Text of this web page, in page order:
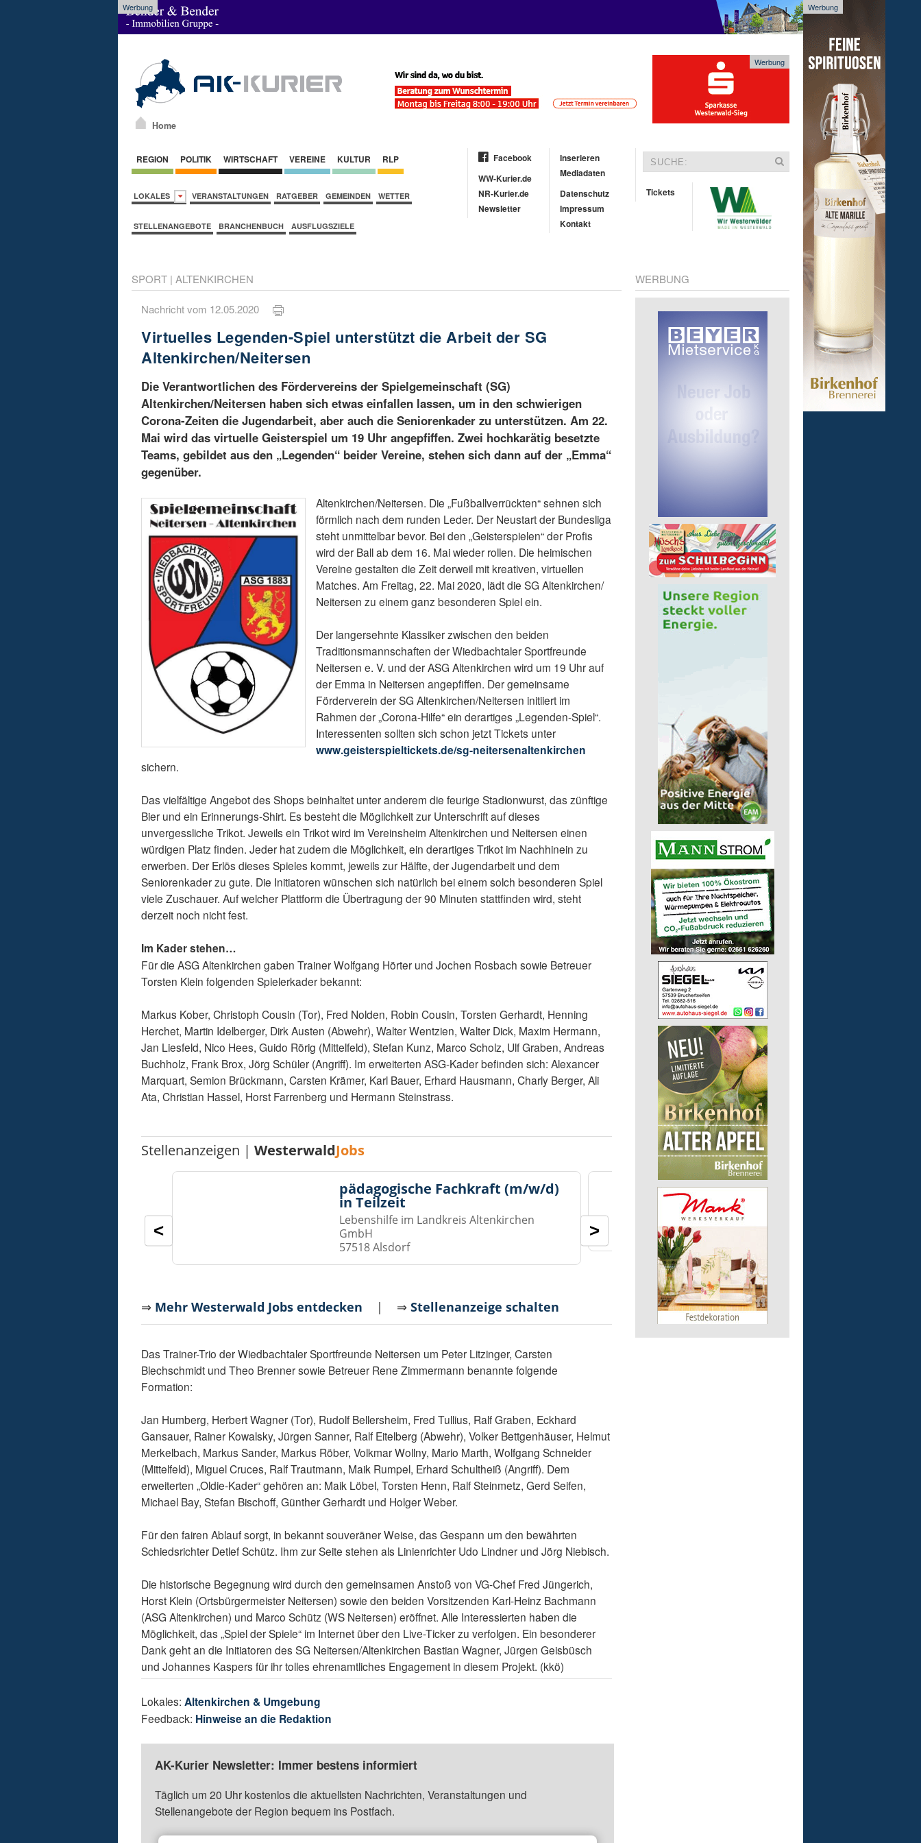
Werbung Werbung
Home
Werbung
REGION POLITIK WIRTSCHAFT VEREINE KULTUR RLP
LOKALES VERANSTALTUNGEN RATGEBER GEMEINDEN WETTER
STELLENANGEBOTE BRANCHENBUCH AUSFLUGSZIELE
Facebook
WW-Kurier.de
NR-Kurier.de
Newsletter
Inserieren
Mediadaten
Datenschutz
Impressum
Kontakt
Tickets
SPORT | ALTENKIRCHEN
Nachricht vom 12.05.2020
Virtuelles Legenden-Spiel unterstützt die Arbeit der SG
Altenkirchen/Neitersen
Die Verantwortlichen des Fördervereins der Spielgemeinschaft (SG)
Altenkirchen/Neitersen haben sich etwas einfallen lassen, um in den schwierigen
Corona-Zeiten die Jugendarbeit, aber auch die Seniorenkader zu unterstützen. Am 22.
Mai wird das virtuelle Geisterspiel um 19 Uhr angepfiffen. Zwei hochkarätig besetzte
Teams, gebildet aus den „Legenden“ beider Vereine, stehen sich dann auf der „Emma“
gegenüber.
Altenkirchen/Neitersen. Die „Fußballverrückten“ sehnen sich
förmlich nach dem runden Leder. Der Neustart der Bundesliga
steht unmittelbar bevor. Bei den „Geisterspielen“ der Profis
wird der Ball ab dem 16. Mai wieder rollen. Die heimischen
Vereine gestalten die Zeit derweil mit kreativen, virtuellen
Matches. Am Freitag, 22. Mai 2020, lädt die SG Altenkirchen/
Neitersen zu einem ganz besonderen Spiel ein.
Der langersehnte Klassiker zwischen den beiden
Traditionsmannschaften der Wiedbachtaler Sportfreunde
Neitersen e. V. und der ASG Altenkirchen wird um 19 Uhr auf
der Emma in Neitersen angepfiffen. Der gemeinsame
Förderverein der SG Altenkirchen/Neitersen initiiert im
Rahmen der „Corona-Hilfe“ ein derartiges „Legenden-Spiel“.
Interessenten sollten sich schon jetzt Tickets unter
www.geisterspieltickets.de/sg-neitersenaltenkirchen
sichern.
Das vielfältige Angebot des Shops beinhaltet unter anderem die feurige Stadionwurst, das zünftige
Bier und ein Erinnerungs-Shirt. Es besteht die Möglichkeit zur Unterschrift auf dieses
unvergessliche Trikot. Jeweils ein Trikot wird im Vereinsheim Altenkirchen und Neitersen einen
würdigen Platz finden. Jeder hat zudem die Möglichkeit, ein derartiges Trikot im Nachhinein zu
erwerben. Der Erlös dieses Spieles kommt, jeweils zur Hälfte, der Jugendarbeit und dem
Seniorenkader zu gute. Die Initiatoren wünschen sich natürlich bei einem solch besonderen Spiel
viele Zuschauer. Auf welcher Plattform die Übertragung der 90 Minuten stattfinden wird, steht
derzeit noch nicht fest.
Im Kader stehen…
Für die ASG Altenkirchen gaben Trainer Wolfgang Hörter und Jochen Rosbach sowie Betreuer
Torsten Klein folgenden Spielerkader bekannt:
Markus Kober, Christoph Cousin (Tor), Fred Nolden, Robin Cousin, Torsten Gerhardt, Henning
Herchet, Martin Idelberger, Dirk Austen (Abwehr), Walter Wentzien, Walter Dick, Maxim Hermann,
Jan Liesfeld, Nico Hees, Guido Rörig (Mittelfeld), Stefan Kunz, Marco Scholz, Ulf Graben, Andreas
Buchholz, Frank Brox, Jörg Schüler (Angriff). Im erweiterten ASG-Kader befinden sich: Alexancer
Marquart, Semion Brückmann, Carsten Krämer, Karl Bauer, Erhard Hausmann, Charly Berger, Ali
Ata, Christian Hassel, Horst Farrenberg und Hermann Steinstrass.
Stellenanzeigen |WesterwaldJobs
pädagogische Fachkraft (m/w/d)
in Teilzeit
Lebenshilfe im Landkreis Altenkirchen
GmbH
57518 Alsdorf
Kita - Assistenz (m/w/d)
< >
⇒ Mehr Westerwald Jobs entdecken | ⇒Stellenanzeige schalten
Das Trainer-Trio der Wiedbachtaler Sportfreunde Neitersen um Peter Litzinger, Carsten
Blechschmidt und Theo Brenner sowie Betreuer Rene Zimmermann benannte folgende
Formation:
Jan Humberg, Herbert Wagner (Tor), Rudolf Bellersheim, Fred Tullius, Ralf Graben, Eckhard
Gansauer, Rainer Kowalsky, Jürgen Sanner, Ralf Eitelberg (Abwehr), Volker Bettgenhäuser, Helmut
Merkelbach, Markus Sander, Markus Röber, Volkmar Wollny, Mario Marth, Wolfgang Schneider
(Mittelfeld), Miguel Cruces, Ralf Trautmann, Maik Rumpel, Erhard Schultheiß (Angriff). Dem
erweiterten „Oldie-Kader“ gehören an: Maik Löbel, Torsten Henn, Ralf Steinmetz, Gerd Seifen,
Michael Bay, Stefan Bischoff, Günther Gerhardt und Holger Weber.
Für den fairen Ablauf sorgt, in bekannt souveräner Weise, das Gespann um den bewährten
Schiedsrichter Detlef Schütz. Ihm zur Seite stehen als Linienrichter Udo Lindner und Jörg Niebisch.
Die historische Begegnung wird durch den gemeinsamen Anstoß von VG-Chef Fred Jüngerich,
Horst Klein (Ortsbürgermeister Neitersen) sowie den beiden Vorsitzenden Karl-Heinz Bachmann
(ASG Altenkirchen) und Marco Schütz (WS Neitersen) eröffnet. Alle Interessierten haben die
Möglichkeit, das „Spiel der Spiele“ im Internet über den Live-Ticker zu verfolgen. Ein besonderer
Dank geht an die Initiatoren des SG Neitersen/Altenkirchen Bastian Wagner, Jürgen Geisbüsch
und Johannes Kaspers für ihr tolles ehrenamtliches Engagement in diesem Projekt. (kkö)
Lokales:Altenkirchen & Umgebung
Feedback: Hinweise an die Redaktion
AK-Kurier Newsletter: Immer bestens informiert
Täglich um 20 Uhr kostenlos die aktuellsten Nachrichten, Veranstaltungen und
Stellenangebote der Region bequem ins Postfach.
WERBUNG